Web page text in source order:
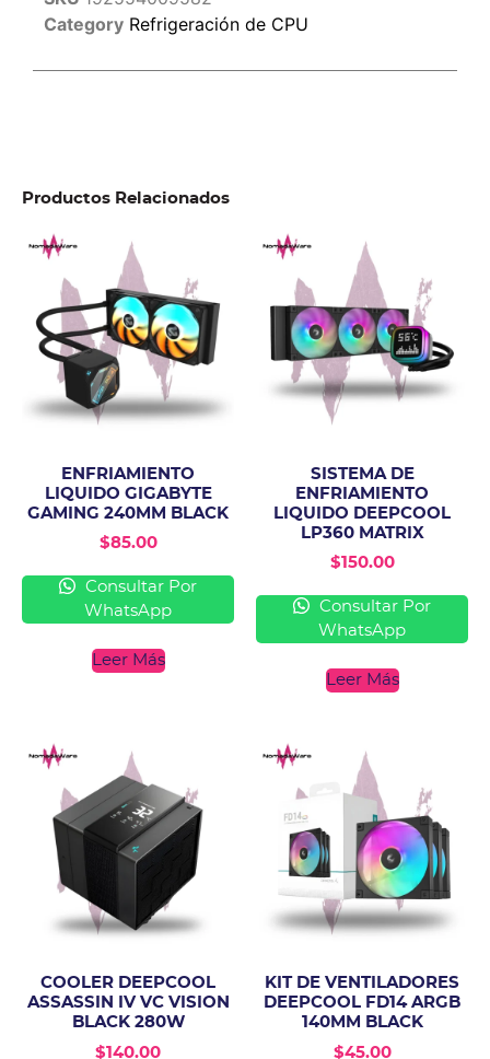
Category Refrigeración de CPU
Productos Relacionados
ENFRIAMIENTO
LIQUIDO GIGABYTE
GAMING 240MM BLACK
$85.00
Consultar Por
WhatsApp
Leer Más
SISTEMA DE
ENFRIAMIENTO
LIQUIDO DEEPCOOL
LP360 MATRIX
$150.00
Consultar Por
WhatsApp
Leer Más
COOLER DEEPCOOL
ASSASSIN IV VC VISION
BLACK 280W
$140.00
KIT DE VENTILADORES
DEEPCOOL FD14 ARGB
140MM BLACK
$45.00